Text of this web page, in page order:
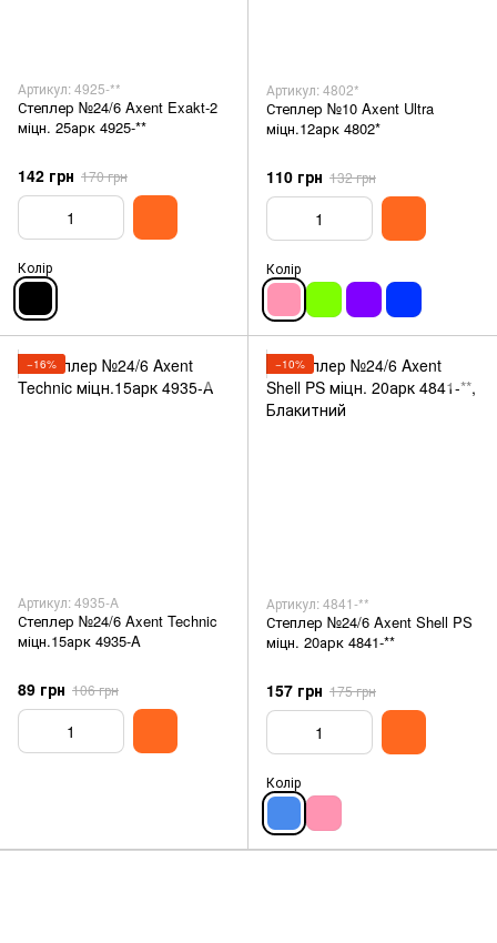
Артикул: 4925-**
Степлер №24/6 Axent Exakt-2
міцн. 25арк 4925-**
142 грн 170 грн
Колір
Артикул: 4802*
Степлер №10 Axent Ultra
міцн.12арк 4802*
110 грн 132 грн
Колір
−16%
Артикул: 4935-A
Степлер №24/6 Axent Technic
міцн.15арк 4935-A
89 грн 106 грн
−10%
Артикул: 4841-**
Степлер №24/6 Axent Shell PS
міцн. 20арк 4841-**
157 грн 175 грн
Колір